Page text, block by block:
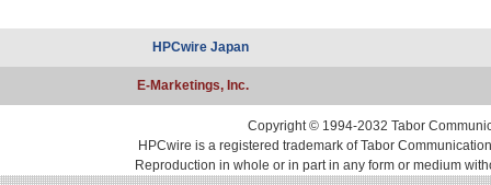
HPCwire Japan
E-Marketings, Inc.
Copyright © 1994-2032 Tabor
HPCwire is a registered trademark of Tabor
Reproduction in whole or in part in any form or medium